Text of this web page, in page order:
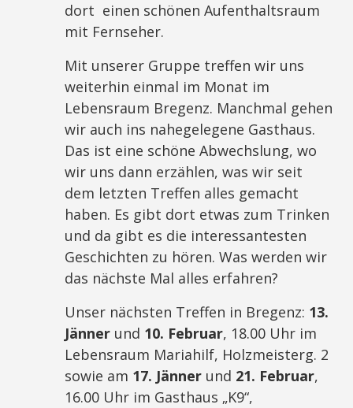
dort einen schönen Aufenthaltsraum
mit Fernseher.
Mit unserer Gruppe treffen wir uns
weiterhin einmal im Monat im
Lebensraum Bregenz. Manchmal gehen
wir auch ins nahegelegene Gasthaus.
Das ist eine schöne Abwechslung, wo
wir uns dann erzählen, was wir seit
dem letzten Treffen alles gemacht
haben. Es gibt dort etwas zum Trinken
und da gibt es die interessantesten
Geschichten zu hören. Was werden wir
das nächste Mal alles erfahren?
Unser nächsten Treffen in Bregenz: 13.
Jänner und 10. Februar, 18.00 Uhr im
Lebensraum Mariahilf, Holzmeisterg. 2
sowie am 17. Jänner und 21. Februar,
16.00 Uhr im Gasthaus „K9“,